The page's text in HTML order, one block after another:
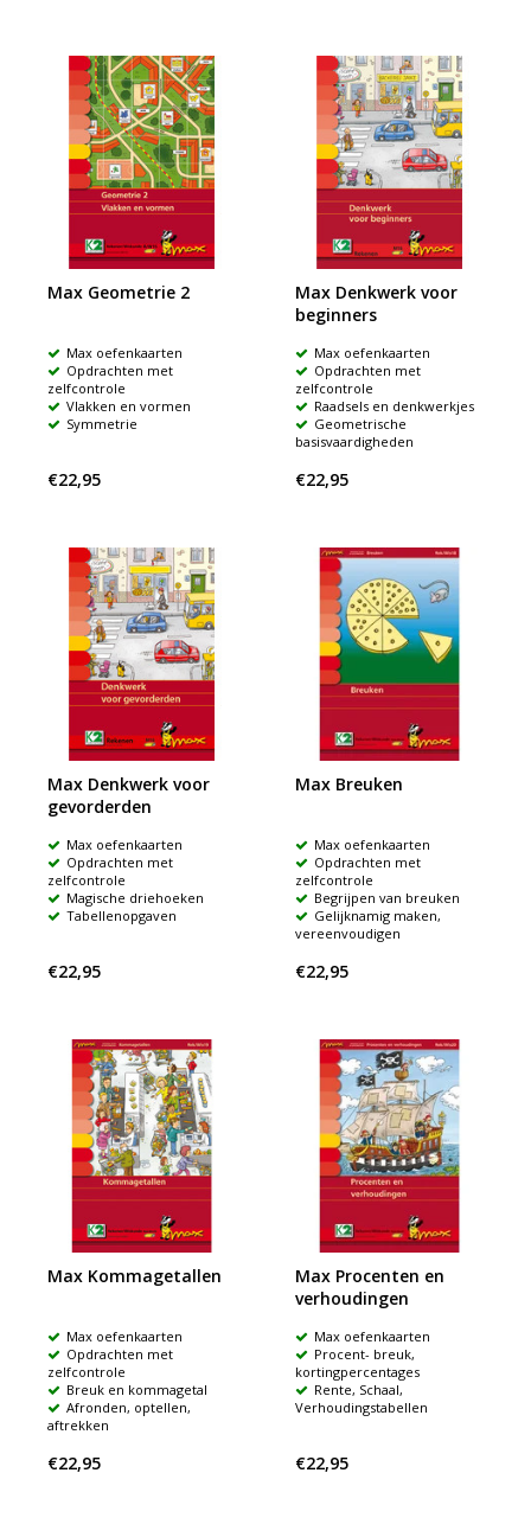
Max Geometrie 2
Max oefenkaarten
Opdrachten met
zelfcontrole
Vlakken en vormen
Symmetrie
€22,95
Max Denkwerk voor
beginners
Max oefenkaarten
Opdrachten met
zelfcontrole
Raadsels en denkwerkjes
Geometrische
basisvaardigheden
€22,95
Max Denkwerk voor
gevorderden
Max oefenkaarten
Opdrachten met
zelfcontrole
Magische driehoeken
Tabellenopgaven
€22,95
Max Breuken
Max oefenkaarten
Opdrachten met
zelfcontrole
Begrijpen van breuken
Gelijknamig maken,
vereenvoudigen
€22,95
Max Kommagetallen
Max oefenkaarten
Opdrachten met
zelfcontrole
Breuk en kommagetal
Afronden, optellen,
aftrekken
€22,95
Max Procenten en
verhoudingen
Max oefenkaarten
Procent- breuk,
kortingpercentages
Rente, Schaal,
Verhoudingstabellen
€22,95